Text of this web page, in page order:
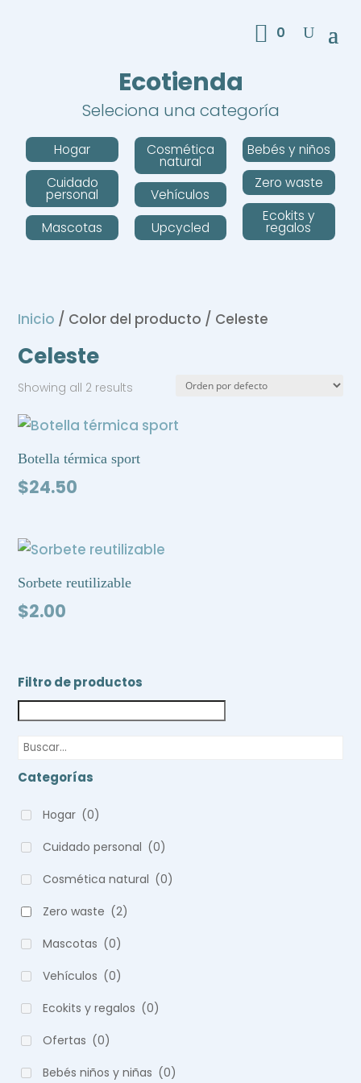
0
Ecotienda
Seleciona una categoría
Hogar
Cuidado
personal
Mascotas
Cosmética
natural
Vehículos
Upcycled
Bebés y niños
Zero waste
Ecokits y
regalos
Inicio / Color del producto / Celeste
Celeste
Showing all 2 results
Botella térmica sport
$24.50
Sorbete reutilizable
$2.00
Filtro de productos
Categorías
Hogar (0)
Cuidado personal (0)
Cosmética natural (0)
Zero waste (2)
Mascotas (0)
Vehículos (0)
Ecokits y regalos (0)
Ofertas (0)
Bebés niños y niñas (0)